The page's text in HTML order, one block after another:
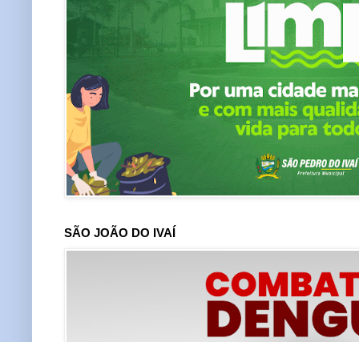
SÃO JOÃO DO IVAÍ